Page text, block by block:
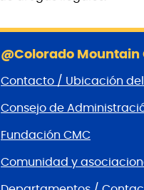
@Colorado Mountain
Contacto / Ubicación
Consejo de
Fundación CMC
Comunidad y